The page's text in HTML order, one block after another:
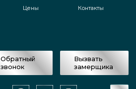
Цены
Контакты
Обратный
звонок
Вызвать
замерщика